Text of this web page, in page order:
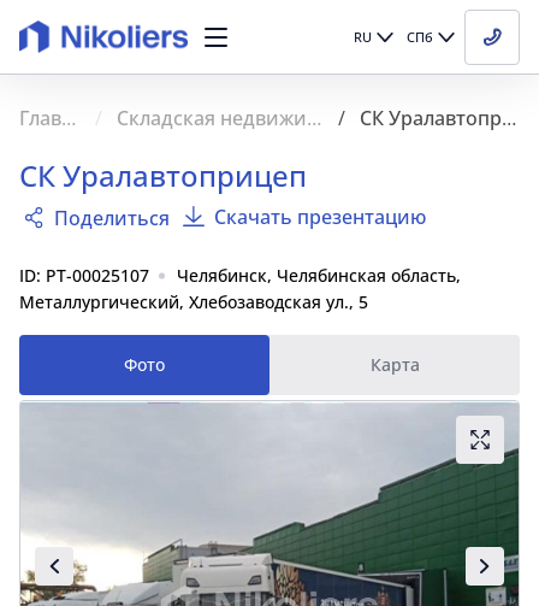
RU СПб
Главная Складская недвижимость СК Уралавтоприцеп
СК Уралавтоприцеп
Поделиться Скачать презентацию
ID: PT-00025107
Челябинск, Челябинская область,
Металлургический, Хлебозаводская ул., 5
Фото Карта